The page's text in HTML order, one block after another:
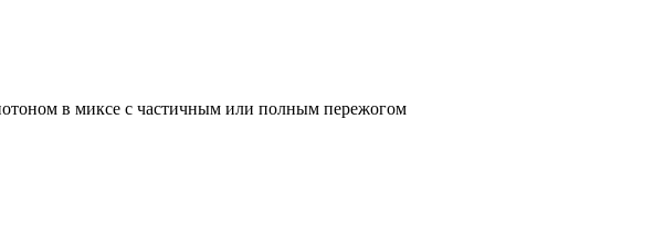
в миксе с частичным или полным пережогом